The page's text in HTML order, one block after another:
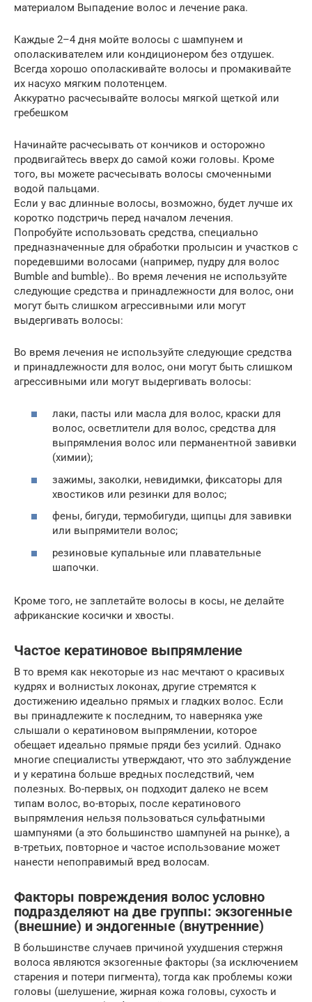
материалом Выпадение волос и лечение рака.
Каждые 2–4 дня мойте волосы с шампунем и
ополаскивателем или кондиционером без отдушек.
Всегда хорошо ополаскивайте волосы и промакивайте
их насухо мягким полотенцем.
Аккуратно расчесывайте волосы мягкой щеткой или
гребешком
Начинайте расчесывать от кончиков и осторожно
продвигайтесь вверх до самой кожи головы. Кроме
того, вы можете расчесывать волосы смоченными
водой пальцами.
Если у вас длинные волосы, возможно, будет лучше их
коротко подстричь перед началом лечения.
Попробуйте использовать средства, специально
предназначенные для обработки пролысин и участков с
поредевшими волосами (например, пудру для волос
Bumble and bumble).. Во время лечения не используйте
следующие средства и принадлежности для волос, они
могут быть слишком агрессивными или могут
выдергивать волосы:
Во время лечения не используйте следующие средства
и принадлежности для волос, они могут быть слишком
агрессивными или могут выдергивать волосы:
лаки, пасты или масла для волос, краски для
волос, осветлители для волос, средства для
выпрямления волос или перманентной завивки
(химии);
зажимы, заколки, невидимки, фиксаторы для
хвостиков или резинки для волос;
фены, бигуди, термобигуди, щипцы для завивки
или выпрямители волос;
резиновые купальные или плавательные
шапочки.
Кроме того, не заплетайте волосы в косы, не делайте
африканские косички и хвосты.
Частое кератиновое выпрямление
В то время как некоторые из нас мечтают о красивых
кудрях и волнистых локонах, другие стремятся к
достижению идеально прямых и гладких волос. Если
вы принадлежите к последним, то наверняка уже
слышали о кератиновом выпрямлении, которое
обещает идеально прямые пряди без усилий. Однако
многие специалисты утверждают, что это заблуждение
и у кератина больше вредных последствий, чем
полезных. Во-первых, он подходит далеко не всем
типам волос, во-вторых, после кератинового
выпрямления нельзя пользоваться сульфатными
шампунями (а это большинство шампуней на рынке), а
в-третьих, повторное и частое использование может
нанести непоправимый вред волосам.
Факторы повреждения волос условно
подразделяют на две группы: экзогенные
(внешние) и эндогенные (внутренние)
В большинстве случаев причиной ухудшения стержня
волоса являются экзогенные факторы (за исключением
старения и потери пигмента), тогда как проблемы кожи
головы (шелушение, жирная кожа головы, сухость и